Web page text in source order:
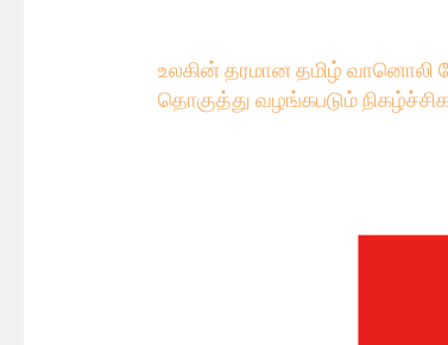
உலகின் தரமான தமிழ் வானொலி
தொகுத்து வழங்கபடும்